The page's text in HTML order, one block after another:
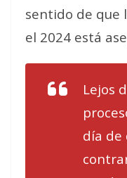
sentido de que
el 2024 está
Lejos
día de